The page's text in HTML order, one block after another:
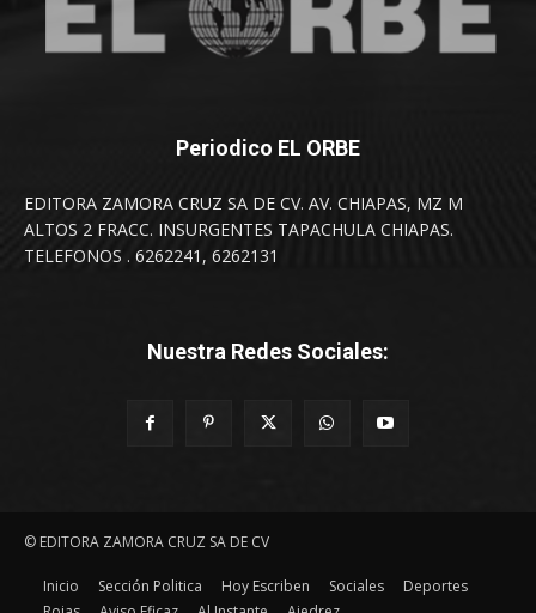
Periodico EL ORBE
EDITORA ZAMORA CRUZ SA DE CV. AV. CHIAPAS, MZ M
ALTOS 2 FRACC. INSURGENTES TAPACHULA CHIAPAS.
TELEFONOS . 6262241, 6262131
Nuestra Redes Sociales:
© EDITORA ZAMORA CRUZ SA DE CV
Inicio Sección Politica Hoy Escriben Sociales
Deportes